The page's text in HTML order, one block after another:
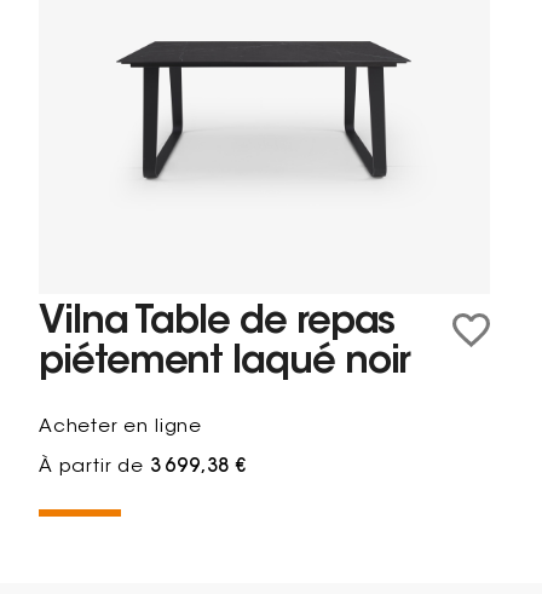
Vilna Table de repas
piétement laqué noir
Acheter en ligne
À partir de 3 699,38 €